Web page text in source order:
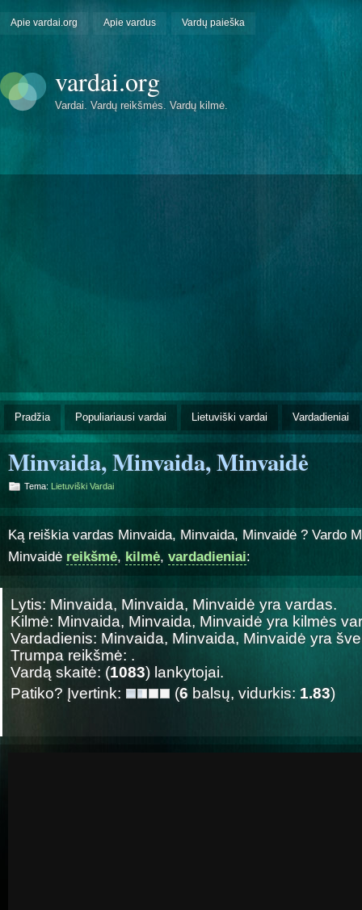
Apie vardai.org Apie vardus Vardų paieška
vardai.org
Vardai. Vardų reikšmės. Vardų kilmė.
Pradžia Populiariausi vardai Lietuviški vardai Vardadieniai
Minvaida, Minvaida, Minvaidė
Tema: Lietuviški Vardai
Ką reiškia vardas Minvaida, Minvaida, Minvaidė ? Vardo
Minvaidė reikšmė, kilmė, vardadieniai:
Lytis: Minvaida, Minvaida, Minvaidė yra vardas.
Kilmė: Minvaida, Minvaida, Minvaidė yra kilmės
Vardadienis: Minvaida, Minvaida, Minvaidė yra
Trumpa reikšmė: .
Vardą skaitė: (1083) lankytojai.
Patiko? Įvertink:
(6 balsų, vidurkis: 1.83)